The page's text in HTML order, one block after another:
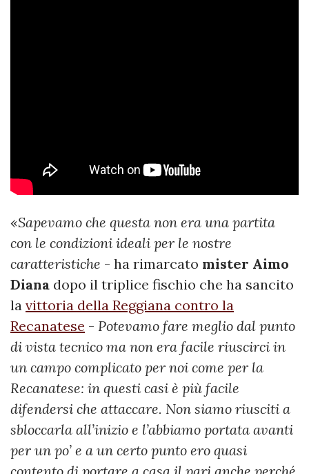
«Sapevamo che questa non era una partita
con le condizioni ideali per le nostre
caratteristiche - ha rimarcato mister Aimo
Diana dopo il triplice fischio che ha sancito
la vittoria della Reggiana contro la
Recanatese - Potevamo fare meglio dal punto
di vista tecnico ma non era facile riuscirci in
un campo complicato per noi come per la
Recanatese: in questi casi è più facile
difendersi che attaccare. Non siamo riusciti a
sbloccarla all’inizio e l’abbiamo portata avanti
per un po’ e a un certo punto ero quasi